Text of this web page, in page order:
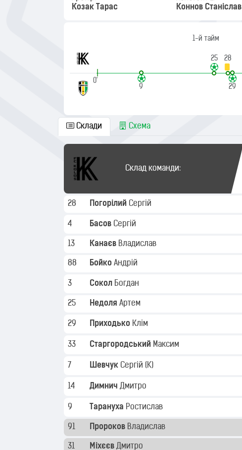
Козак Тарас
Коннов Станіслав
1-й тайм
25 28
|
0'
9
29
Склади Схема
Склад команди:
28 Погорілий Сергій
4 Басов Сергій
13 Канаєв Владислав
88 Бойко Андрій
3 Сокол Богдан
25 Недоля Артем
29 Приходько Клім
33 Старгородський Максим
7 Шевчук Сергій (K)
14 Димнич Дмитро
9 Тарануха Ростислав
91 Пророков Владислав
31 Міхєєв Дмитро